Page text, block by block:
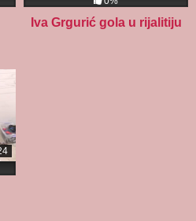
Iva Grgurić gola u rijalitiju